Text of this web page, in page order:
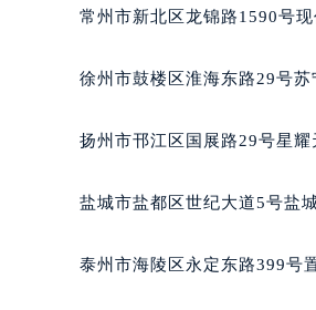
内蒙古自治区
重庆市解放碑
黑龙江省鹤岗
黑龙江省鸡西
黑龙江省牡
常州市新北区龙锦路1590号
徐州市鼓楼区淮海东路29号
扬州市邗江区国展路29号星
盐城市盐都区世纪大道5号盐
泰州市海陵区永定东路399号